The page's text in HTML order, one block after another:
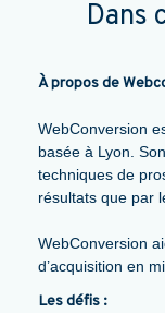
Dans
À propos de
WebConversion
basée à Lyon.
techniques de
résultats que par
WebConversion
d’acquisition en
Les défis :